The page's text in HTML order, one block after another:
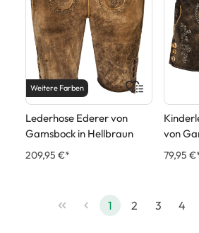
Weitere Farben
Lederhose Ederer von
Gamsbock in Hellbraun
209,95 €*
von
79,95
1 2 3 4